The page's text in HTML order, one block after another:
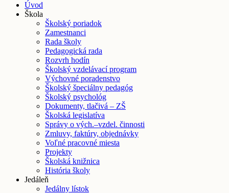
Úvod
Škola
Školský poriadok
Zamestnanci
Rada školy
Pedagogická rada
Rozvrh hodín
Školský vzdelávací program
Výchovné poradenstvo
Školský špeciálny pedagóg
Školský psychológ
Dokumenty, tlačivá – ZŠ
Školská legislatíva
Správy o vých.–vzdel. činnosti
Zmluvy, faktúry, objednávky
Voľné pracovné miesta
Projekty
Školská knižnica
História školy
Jedáleň
Jedálny lístok